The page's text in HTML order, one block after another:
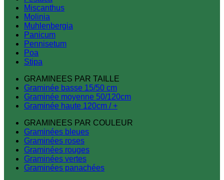
Miscanthus
Molinia
Muhlenbergia
Panicum
Pennisetum
Poa
Stipa
GRAMINEES PAR TAILLE
Graminée basse 15/50 cm
Graminée moyenne 50/120cm
Graminée haute 120cm / +
GRAMINEES PAR COULEUR
Graminées bleues
Graminées roses
Graminées rouges
Graminées vertes
Graminées panachées